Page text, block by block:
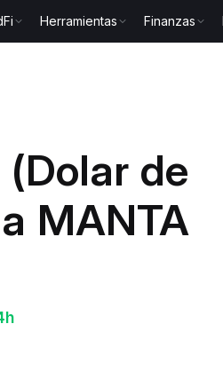
Herramientas Finanzas
de
MANTA